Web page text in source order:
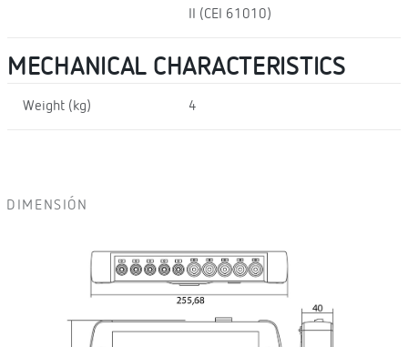
II (CEI 61010)
MECHANICAL CHARACTERISTICS
Weight (kg) 4
DIMENSIÓN